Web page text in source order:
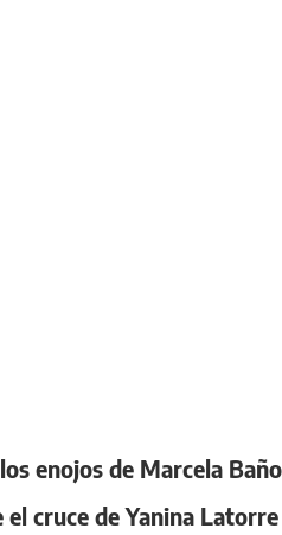
enojos de Marcela
cruce de Yanina